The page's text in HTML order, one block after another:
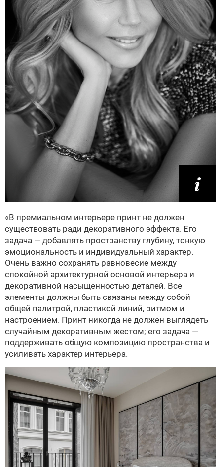
«В премиальном интерьере принт не должен
существовать ради декоративного эффекта. Его
задача — добавлять пространству глубину, тонкую
эмоциональность и индивидуальный характер.
Очень важно сохранять равновесие между
спокойной архитектурной основой интерьера и
декоративной насыщенностью деталей. Все
элементы должны быть связаны между собой
общей палитрой, пластикой линий, ритмом и
настроением. Принт никогда не должен выглядеть
случайным декоративным жестом; его задача —
поддерживать общую композицию пространства и
усиливать характер интерьера.